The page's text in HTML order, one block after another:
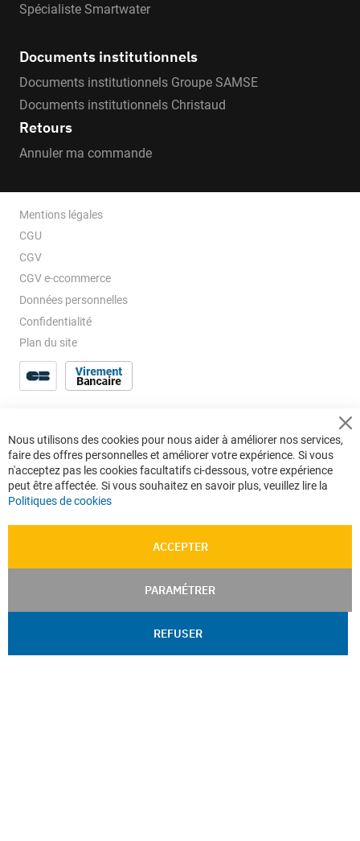
Spécialiste Smartwater
Documents institutionnels
Documents institutionnels Groupe SAMSE
Documents institutionnels Christaud
Retours
Annuler ma commande
Mentions légales
CGU
CGV
CGV e-ccommerce
Données personnelles
Confidentialité
Plan du site
Nous utilisons des cookies pour nous aider à améliorer nos services,
faire des offres personnelles et améliorer votre expérience. Si vous
n'acceptez pas les cookies facultatifs ci-dessous, votre expérience
peut être affectée. Si vous souhaitez en savoir plus, veuillez lire la
Politiques de cookies
ACCEPTER
PARAMÉTRER
REFUSER